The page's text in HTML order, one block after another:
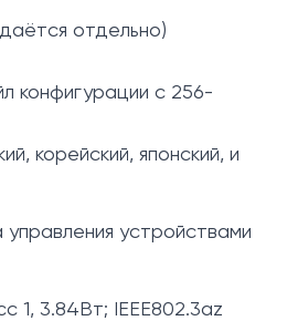
отдельно)
конфигурации с 256-
корейский, японский, и
устройствами
1, 3.84Вт; IEEE802.3az